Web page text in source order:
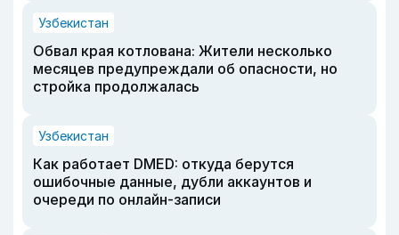
Узбекистан
Обвал края котлована: Жители несколько
месяцев предупреждали об опасности, но
стройка продолжалась
Узбекистан
Как работает DMED: откуда берутся
ошибочные данные, дубли аккаунтов и
очереди по онлайн-записи